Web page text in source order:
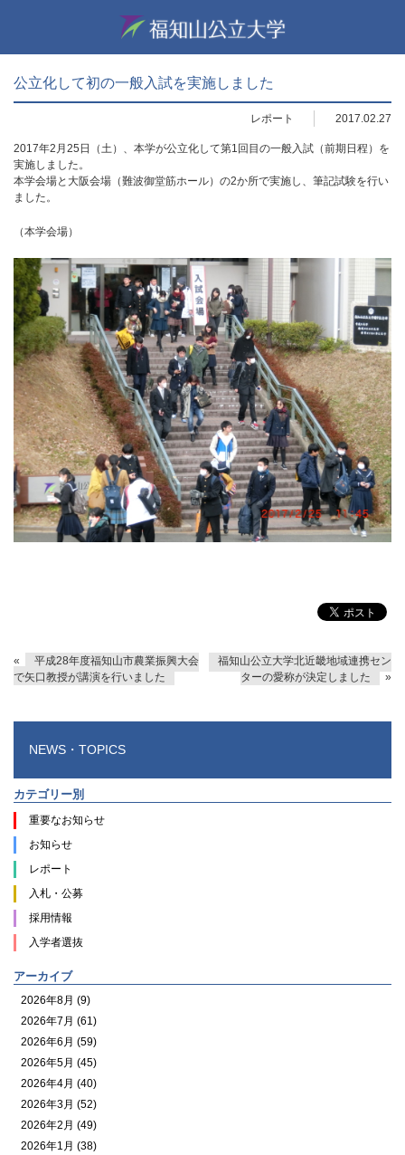
公立化して初の一般入試を実施しました
レポート 2017.02.27
2017年2月25日（土）、本学が公立化して第1回目の一般入試（前期日程）を
実施しました。
本学会場と大阪会場（難波御堂筋ホール）の2か所で実施し、筆記試験を行い
ました。
（本学会場）
«
平成28年度福知山市農業振興大会
で矢口教授が講演を行いました
福知山公立大学北近畿地域連携セン
ターの愛称が決定しました
»
NEWS・TOPICS
カテゴリー別
重要なお知らせ
お知らせ
レポート
入札・公募
採用情報
入学者選抜
アーカイブ
2026年8月 (9)
2026年7月 (61)
2026年6月 (59)
2026年5月 (45)
2026年4月 (40)
2026年3月 (52)
2026年2月 (49)
2026年1月 (38)